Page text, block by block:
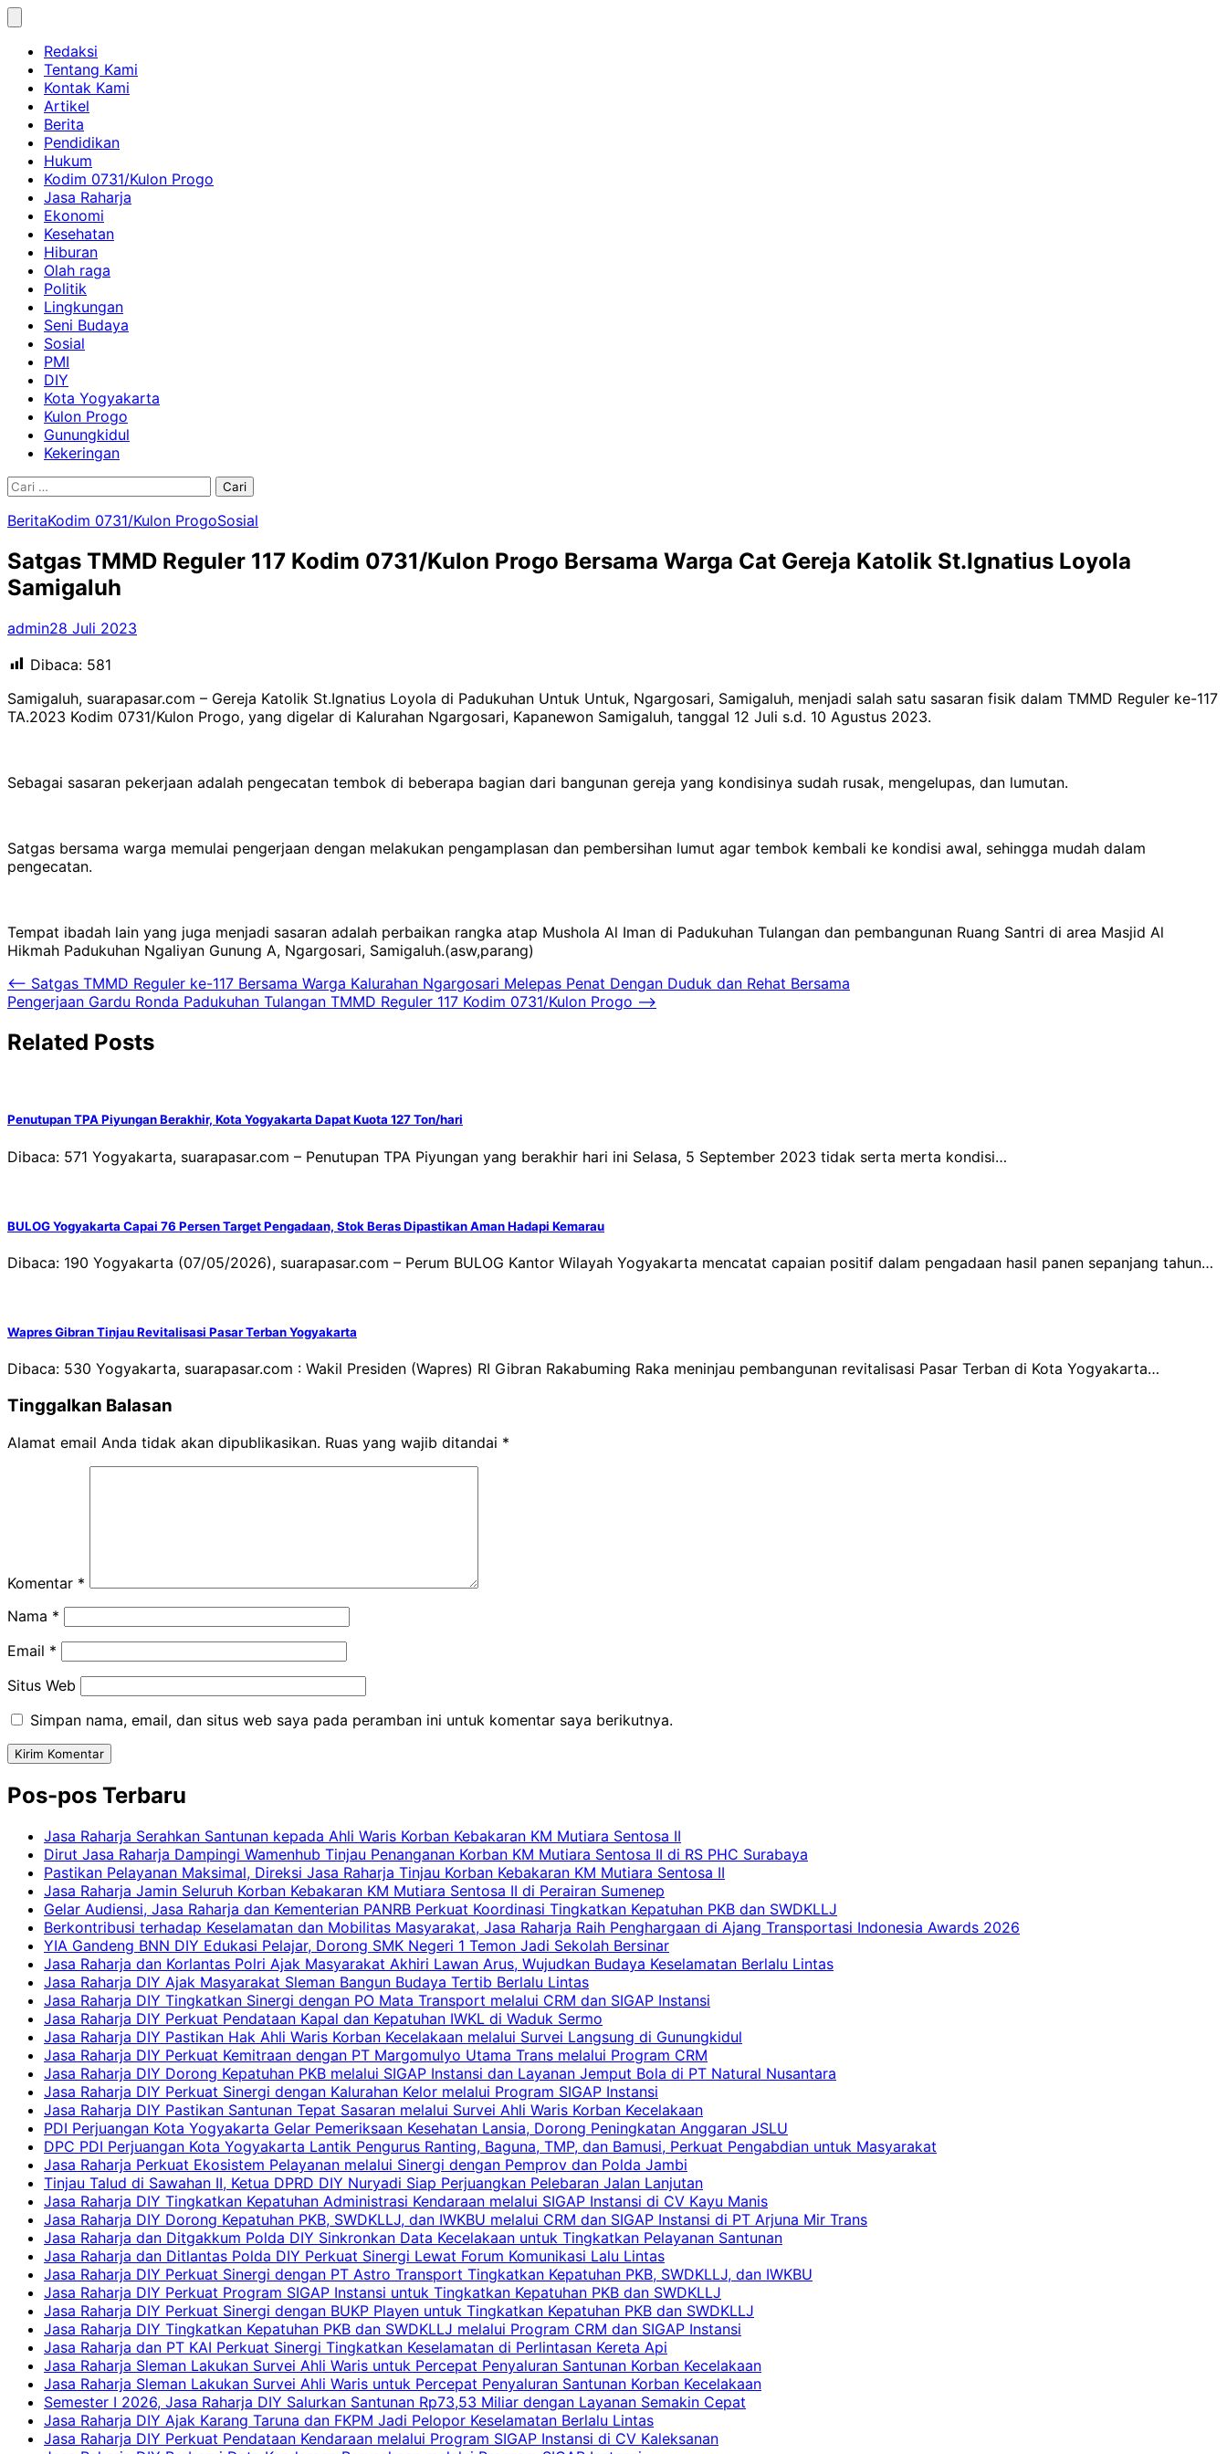
Skip
contentRedaksi
Tentang Kami
Kontak Kami
Artikel
Berita
Pendidikan
Hukum
Kodim 0731/Kulon Progo
Jasa Raharja
Ekonomi
Kesehatan
Hiburan
Olah raga
Politik
Lingkungan
Seni Budaya
Sosial
PMI
DIY
Kota Yogyakarta
Kulon Progo
Gunungkidul
Kekeringan
Cari
BeritaKodim 0731/Kulon ProgoSosial
Satgas TMMD Reguler 117 Kodim 0731/Kulon Progo Bersama Warga Cat Gereja Katolik St.Ignatius Loyola
Samigaluh
admin28 Juli 2023
Dibaca: 581
Samigaluh, suarapasar.com – Gereja Katolik St.Ignatius Loyola di Padukuhan Untuk Untuk, Ngargosari, Samigaluh, menjadi salah satu sasaran fisik dalam TMMD Reguler ke-117
TA.2023 Kodim 0731/Kulon Progo, yang digelar di Kalurahan Ngargosari, Kapanewon Samigaluh, tanggal 12 Juli s.d. 10 Agustus 2023.
Sebagai sasaran pekerjaan adalah pengecatan tembok di beberapa bagian dari bangunan gereja yang kondisinya sudah rusak, mengelupas, dan lumutan.
Satgas bersama warga memulai pengerjaan dengan melakukan pengamplasan dan pembersihan lumut agar tembok kembali ke kondisi awal, sehingga mudah dalam
pengecatan.
Tempat ibadah lain yang juga menjadi sasaran adalah perbaikan rangka atap Mushola Al Iman di Padukuhan Tulangan dan pembangunan Ruang Santri di area Masjid Al
Hikmah Padukuhan Ngaliyan Gunung A, Ngargosari, Samigaluh.(asw,parang)
Navigasi
pos
⟵ Satgas TMMD Reguler ke-117 Bersama Warga Kalurahan Ngargosari Melepas Penat Dengan Duduk dan Rehat Bersama
Pengerjaan Gardu Ronda Padukuhan Tulangan TMMD Reguler 117 Kodim 0731/Kulon Progo ⟶
Related Posts
Penutupan TPA Piyungan Berakhir, Kota Yogyakarta Dapat Kuota 127 Ton/hari
Dibaca: 571 Yogyakarta, suarapasar.com – Penutupan TPA Piyungan yang berakhir hari ini Selasa, 5 September 2023 tidak serta merta kondisi…
BULOG Yogyakarta Capai 76 Persen Target Pengadaan, Stok Beras Dipastikan Aman Hadapi Kemarau
Dibaca: 190 Yogyakarta (07/05/2026), suarapasar.com – Perum BULOG Kantor Wilayah Yogyakarta mencatat capaian positif dalam pengadaan hasil panen sepanjang tahun…
Wapres Gibran Tinjau Revitalisasi Pasar Terban Yogyakarta
Dibaca: 530 Yogyakarta, suarapasar.com : Wakil Presiden (Wapres) RI Gibran Rakabuming Raka meninjau pembangunan revitalisasi Pasar Terban di Kota Yogyakarta…
Tinggalkan Balasan
Alamat email Anda tidak akan dipublikasikan. Ruas yang wajib ditandai *
Komentar *
Nama *
Email *
Situs Web
Simpan nama, email, dan situs web saya pada peramban ini untuk komentar saya berikutnya.
Pos-pos Terbaru
Jasa Raharja Serahkan Santunan kepada Ahli Waris Korban Kebakaran KM Mutiara Sentosa II
Dirut Jasa Raharja Dampingi Wamenhub Tinjau Penanganan Korban KM Mutiara Sentosa II di RS PHC Surabaya
Pastikan Pelayanan Maksimal, Direksi Jasa Raharja Tinjau Korban Kebakaran KM Mutiara Sentosa II
Jasa Raharja Jamin Seluruh Korban Kebakaran KM Mutiara Sentosa II di Perairan Sumenep
Gelar Audiensi, Jasa Raharja dan Kementerian PANRB Perkuat Koordinasi Tingkatkan Kepatuhan PKB dan SWDKLLJ
Berkontribusi terhadap Keselamatan dan Mobilitas Masyarakat, Jasa Raharja Raih Penghargaan di Ajang Transportasi Indonesia Awards 2026
YIA Gandeng BNN DIY Edukasi Pelajar, Dorong SMK Negeri 1 Temon Jadi Sekolah Bersinar
Jasa Raharja dan Korlantas Polri Ajak Masyarakat Akhiri Lawan Arus, Wujudkan Budaya Keselamatan Berlalu Lintas
Jasa Raharja DIY Ajak Masyarakat Sleman Bangun Budaya Tertib Berlalu Lintas
Jasa Raharja DIY Tingkatkan Sinergi dengan PO Mata Transport melalui CRM dan SIGAP Instansi
Jasa Raharja DIY Perkuat Pendataan Kapal dan Kepatuhan IWKL di Waduk Sermo
Jasa Raharja DIY Pastikan Hak Ahli Waris Korban Kecelakaan melalui Survei Langsung di Gunungkidul
Jasa Raharja DIY Perkuat Kemitraan dengan PT Margomulyo Utama Trans melalui Program CRM
Jasa Raharja DIY Dorong Kepatuhan PKB melalui SIGAP Instansi dan Layanan Jemput Bola di PT Natural Nusantara
Jasa Raharja DIY Perkuat Sinergi dengan Kalurahan Kelor melalui Program SIGAP Instansi
Jasa Raharja DIY Pastikan Santunan Tepat Sasaran melalui Survei Ahli Waris Korban Kecelakaan
PDI Perjuangan Kota Yogyakarta Gelar Pemeriksaan Kesehatan Lansia, Dorong Peningkatan Anggaran JSLU
DPC PDI Perjuangan Kota Yogyakarta Lantik Pengurus Ranting, Baguna, TMP, dan Bamusi, Perkuat Pengabdian untuk Masyarakat
Jasa Raharja Perkuat Ekosistem Pelayanan melalui Sinergi dengan Pemprov dan Polda Jambi
Tinjau Talud di Sawahan II, Ketua DPRD DIY Nuryadi Siap Perjuangkan Pelebaran Jalan Lanjutan
Jasa Raharja DIY Tingkatkan Kepatuhan Administrasi Kendaraan melalui SIGAP Instansi di CV Kayu Manis
Jasa Raharja DIY Dorong Kepatuhan PKB, SWDKLLJ, dan IWKBU melalui CRM dan SIGAP Instansi di PT Arjuna Mir Trans
Jasa Raharja dan Ditgakkum Polda DIY Sinkronkan Data Kecelakaan untuk Tingkatkan Pelayanan Santunan
Jasa Raharja dan Ditlantas Polda DIY Perkuat Sinergi Lewat Forum Komunikasi Lalu Lintas
Jasa Raharja DIY Perkuat Sinergi dengan PT Astro Transport Tingkatkan Kepatuhan PKB, SWDKLLJ, dan IWKBU
Jasa Raharja DIY Perkuat Program SIGAP Instansi untuk Tingkatkan Kepatuhan PKB dan SWDKLLJ
Jasa Raharja DIY Perkuat Sinergi dengan BUKP Playen untuk Tingkatkan Kepatuhan PKB dan SWDKLLJ
Jasa Raharja DIY Tingkatkan Kepatuhan PKB dan SWDKLLJ melalui Program CRM dan SIGAP Instansi
Jasa Raharja dan PT KAI Perkuat Sinergi Tingkatkan Keselamatan di Perlintasan Kereta Api
Jasa Raharja Sleman Lakukan Survei Ahli Waris untuk Percepat Penyaluran Santunan Korban Kecelakaan
Jasa Raharja Sleman Lakukan Survei Ahli Waris untuk Percepat Penyaluran Santunan Korban Kecelakaan
Semester I 2026, Jasa Raharja DIY Salurkan Santunan Rp73,53 Miliar dengan Layanan Semakin Cepat
Jasa Raharja DIY Ajak Karang Taruna dan FKPM Jadi Pelopor Keselamatan Berlalu Lintas
Jasa Raharja DIY Perkuat Pendataan Kendaraan melalui Program SIGAP Instansi di CV Kaleksanan